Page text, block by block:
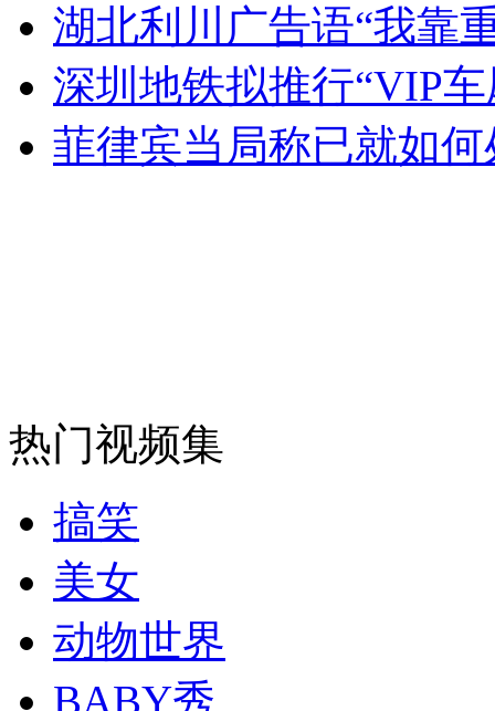
安徽一实载49人客车翻车
纽约上演“枕头大战”
司机酒驾遇交警 急速倒车逃窜
湖北利川广告语“我靠
深圳地铁拟推行“VIP
菲律宾当局称已就如
热门视频集
搞笑
美女
动物世界
BABY秀